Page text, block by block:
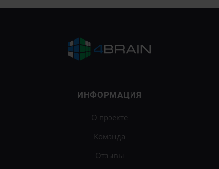
ИНФОРМАЦИЯ
О проекте
Команда
Отзывы